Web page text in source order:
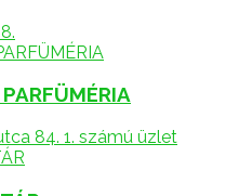
84. 1. számú üzlet